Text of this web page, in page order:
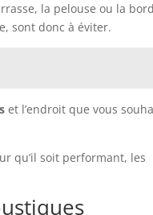
la pelouse ou la
sont donc à éviter.
et l’endroit que vous
qu’il soit performant, les